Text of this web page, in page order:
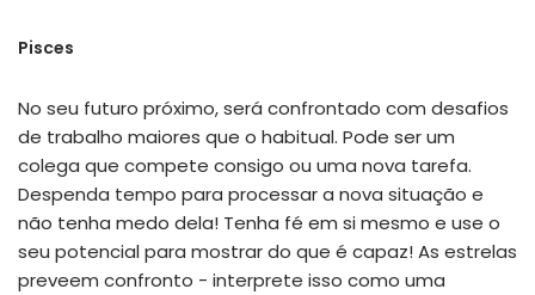
Pisces
No seu futuro próximo, será confrontado com desafios
de trabalho maiores que o habitual. Pode ser um
colega que compete consigo ou uma nova tarefa.
Despenda tempo para processar a nova situação e
não tenha medo dela! Tenha fé em si mesmo e use o
seu potencial para mostrar do que é capaz! As estrelas
preveem confronto - interprete isso como uma